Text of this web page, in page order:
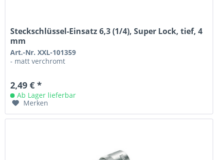
Steckschlüssel-Einsatz 6,3 (1/4), Super Lock, tief, 4
mm
Art.-Nr. XXL-101359
- matt verchromt
2,49 € *
Ab Lager lieferbar
Merken